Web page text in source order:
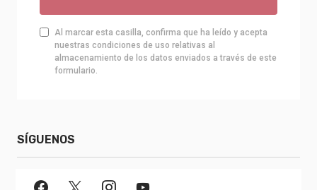
Al marcar esta casilla, confirma que ha leído y acepta
nuestras condiciones de uso relativas al
almacenamiento de los datos enviados a través de este
formulario.
SÍGUENOS